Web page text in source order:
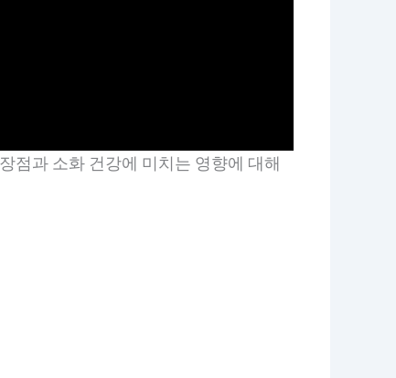
점과 소화 건강에 미치는 영향에 대해